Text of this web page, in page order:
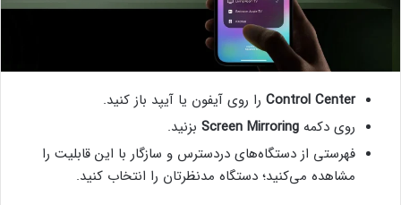
Control Center را روی آیفون یا آیپد باز کنید.
روی دکمه Screen Mirroring بزنید.
فهرستی از دستگاه‌های دردسترس و سازگار با این قابلیت را
مشاهده می‌کنید؛ دستگاه مدنظرتان را انتخاب کنید.